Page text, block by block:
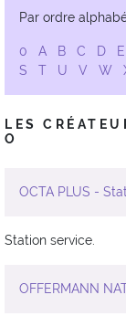
Par ordre
0 A B C D E
S
T U V W
LES
O
OCTA PLUS -
Station service.
OFFERMANN